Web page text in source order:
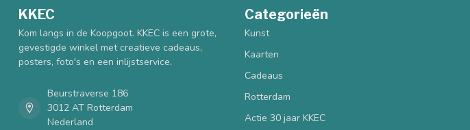
KKEC
Kom langs in de Koopgoot. KKEC is een grote,
gevestigde winkel met creatieve cadeaus,
posters, foto's en een inlijstservice.
Beurstraverse 186
3012 AT Rotterdam
Nederland
Categorieën
Kunst
Kaarten
Cadeaus
Rotterdam
Actie 30 jaar KKEC